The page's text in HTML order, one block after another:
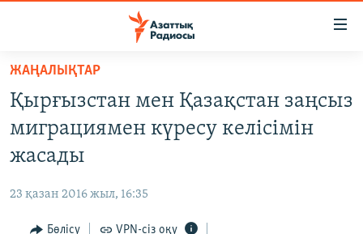
Skip
main
content
to
main
САЯСАТ
AZATTYQTV
АДАМ ҚҰҚЫҚТАРЫ
ЖАҢАЛЫҚТАР
Қырғызстан мен Қазақстан заңсыз
миграциямен күресу келісімін
жасады
23 қазан 2016 жыл, 16:35
Бөлісу VPN-сіз оқу